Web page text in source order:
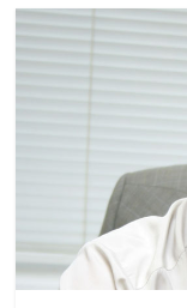
маданияты
жана